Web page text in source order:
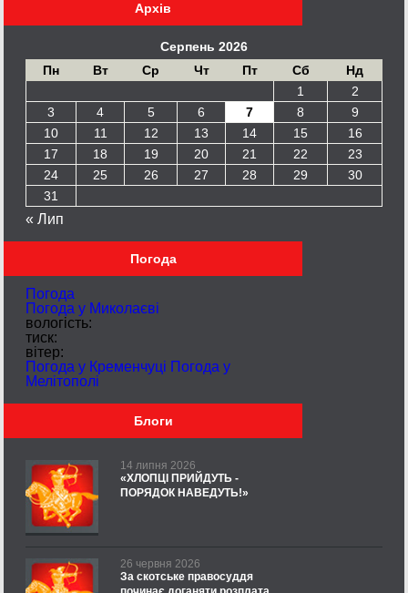
Архів
Серпень 2026
Пн
Вт Ср Чт Пт Сб
Нд
1
2
3
4 5 6 7 8
9
10
11 12 13 14 15
16
17
18 19 20 21 22
23
24
25 26 27 28 29
30
31
« Лип
Погода
Погода
Погода у Миколаєві
вологість:
тиск:
вітер:
Погода у Кременчуці Погода у
Мелітополі
Блоги
14 липня 2026
«ХЛОПЦІ ПРИЙДУТЬ -
ПОРЯДОК НАВЕДУТЬ!»
26 червня 2026
За скотське правосуддя